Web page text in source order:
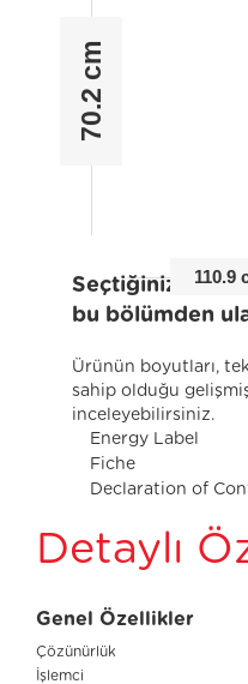
70.2 cm
110.9
Seçtiğiniz
bu bölümden
Ürünün boyutları,
sahip olduğu
inceleyebilirsiniz.
Energy Label
Fiche
Declaration of
Detaylı
Genel Özellikler
Çözünürlük
İşlemci